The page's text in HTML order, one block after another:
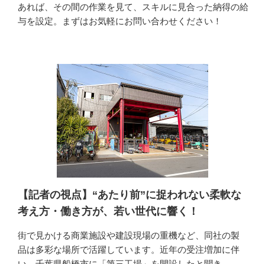
あれば、その間の作業を見て、スキルに見合った納得の給
与を設定。まずはお気軽にお問い合わせください！
【記者の視点】“あたり前”に捉われない柔軟な
考え方・働き方が、若い世代に響く！
街で見かける商業施設や建設現場の重機など、同社の製
品は多彩な場所で活躍しています。近年の受注増加に伴